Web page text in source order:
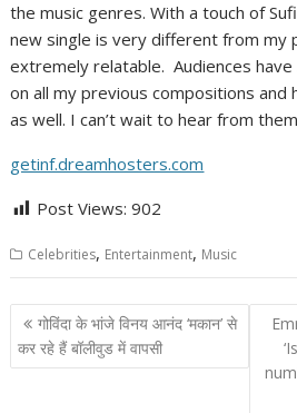
the music genres. With a touch of
new single is very different from my
extremely relatable. Audiences
on all my previous compositions and
as well. I can’t wait to hear from
getinf.dreamhosters.com
Post Views: 902
Celebrities, Entertainment, Music
Post
navigation
गोविंदा के भांजे विनय आनंद ‘मकान’ से
कर रहे हैं बॉलीवुड में वापसी